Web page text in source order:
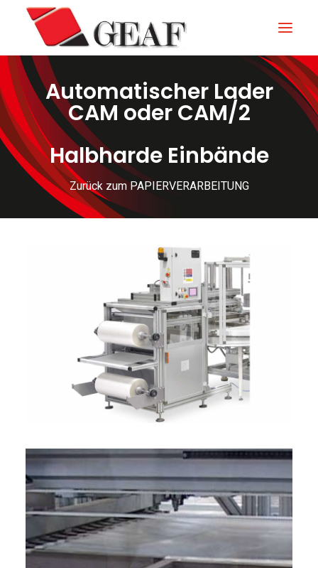
GEAF
UNTERNEHMEN
KNOW-HOW
UNSERE SEKTOREN
KONTAKTIEREN
ENGLISH
Automatischer Lader
CAM oder CAM/2
Halbharde Einbände
Zurück zum PAPIERVERARBEITUNG